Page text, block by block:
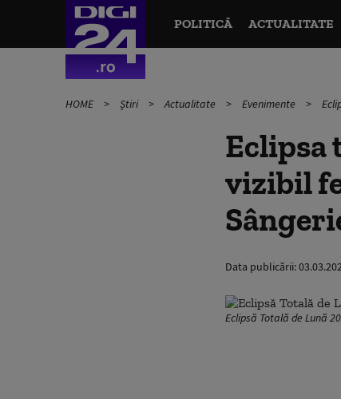
POLITICĂ ACTUALITATE
HOME Știri Actualitate Evenimente
Eclipsa
vizibil
Data publicării:
Eclipsă Totală de Lună